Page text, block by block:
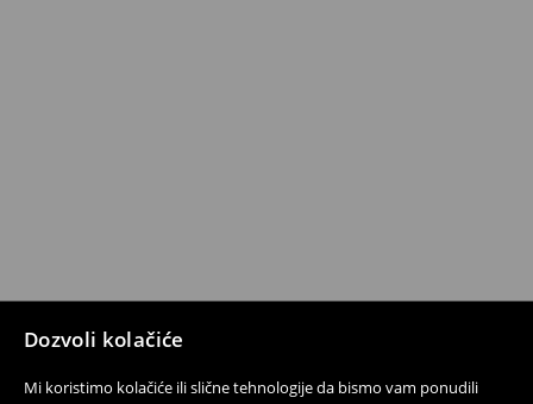
Dozvoli kolačiće
Mi koristimo kolačiće ili slične tehnologije da bismo vam ponudili